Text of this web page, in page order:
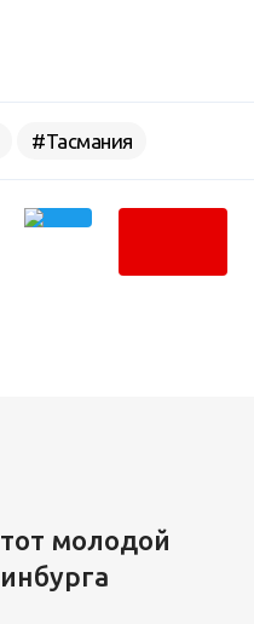
#Тасмания
молодой